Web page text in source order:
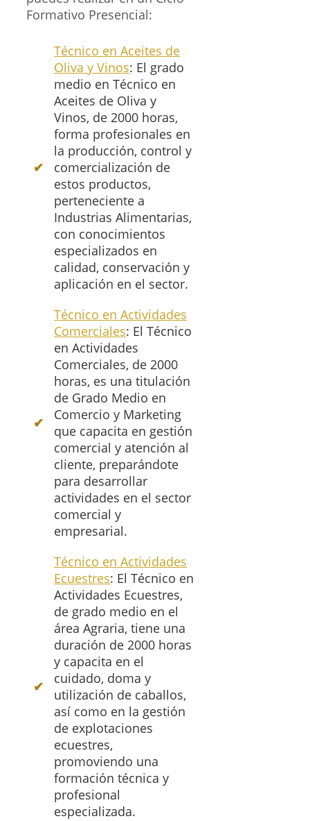
Formativo Presencial:
Técnico en Aceites de
Oliva y Vinos: El grado
medio en Técnico en
Aceites de Oliva y
Vinos, de 2000 horas,
forma profesionales en
la producción, control y
comercialización de
estos productos,
perteneciente a
Industrias Alimentarias,
con conocimientos
especializados en
calidad, conservación y
aplicación en el sector.
Técnico en Actividades
Comerciales: El Técnico
en Actividades
Comerciales, de 2000
horas, es una titulación
de Grado Medio en
Comercio y Marketing
que capacita en gestión
comercial y atención al
cliente, preparándote
para desarrollar
actividades en el sector
comercial y
empresarial.
Técnico en Actividades
Ecuestres: El Técnico en
Actividades Ecuestres,
de grado medio en el
área Agraria, tiene una
duración de 2000 horas
y capacita en el
cuidado, doma y
utilización de caballos,
así como en la gestión
de explotaciones
ecuestres,
promoviendo una
formación técnica y
profesional
especializada.